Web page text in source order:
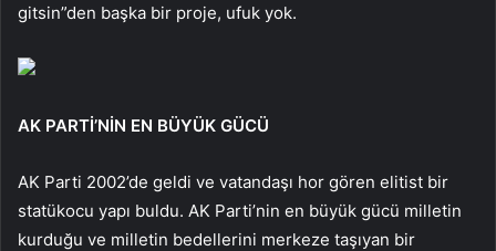
gitsin”den başka bir proje, ufuk yok.
AK PARTİ’NİN EN BÜYÜK GÜCÜ
AK Parti 2002’de geldi ve vatandaşı hor gören elitist bir
statükocu yapı buldu. AK Parti’nin en büyük gücü milletin
kurduğu ve milletin bedellerini merkeze taşıyan bir